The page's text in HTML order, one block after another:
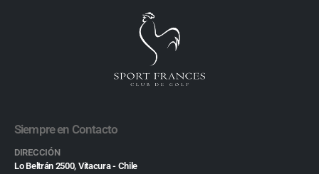
Siempre en Contacto
DIRECCIÓN
Lo Beltrán 2500, Vitacura - Chile